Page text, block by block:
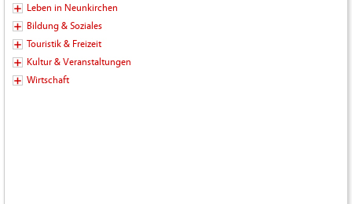
Leben in Neunkirchen
Bildung & Soziales
Touristik & Freizeit
Kultur & Veranstaltungen
Wirtschaft